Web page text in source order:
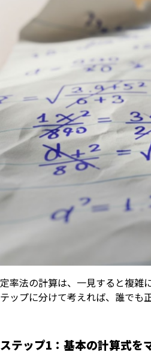
定率法の計算は、一見すると複雑
テップに分けて考えれば、誰でも
ステップ1：基本の計算式を